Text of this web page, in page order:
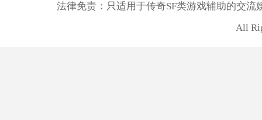
法律免责：只适用于传奇SF类游戏辅助的交
All